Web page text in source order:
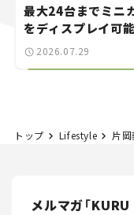
最大24台までミニ
をディスプレイ可能
別な「日産 GT-R
2026.07.29
トップ Lifestyle 片岡義男の「回
メルマガ「KURU